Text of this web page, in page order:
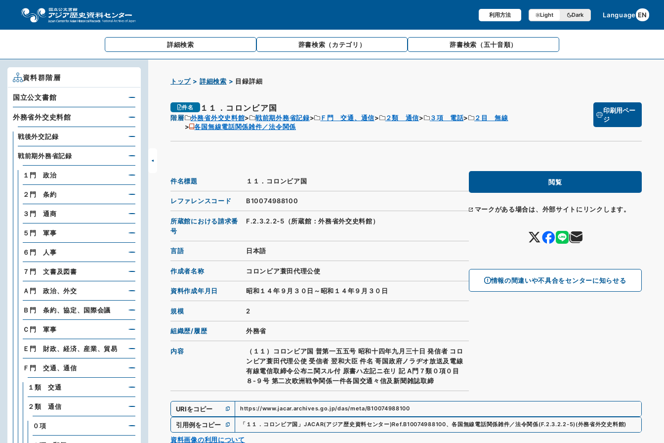
利用方法 Light Dark Language EN
詳細検索 辞書検索 （カテゴリ） 辞書検索 （五十音順）
トップ 詳細検索 目録詳細
件名 １１．コロンビア国
階層 外務省外交史料館 戦前期外務省記録 Ｆ門 交通、通信 ２類 通信 ３項 電話
２目 無線
各国無線電話関係雑件／法令関係
印刷用ペー
ジ
閲覧
マークがある場合は、外部サイトにリンクします。
情報の間違いや不具合をセンターに知らせる
件名標題 １１．コロンビア国
レファレンスコード B10074988100
所蔵館における請求番
号
F.2.3.2.2-5（所蔵館：外務省外交史料館）
言語 日本語
作成者名称 コロンビア蓑田代理公使
資料作成年月日 昭和１４年９月３０日～昭和１４年９月３０日
規模 2
組織歴/履歴 外務省
内容
（１１）コロンビア国 普第一五五号 昭和十四年九月三十日 発信者 コロ
ンビア蓑田代理公使 受信者 翌和大臣 件名 哥国政府ノラヂオ放送及電線
有線電信取締令公布ニ関スル付 原書ハ左記ニ在リ 記 A門７類０項０目
８‐９号 第二次欧洲戦争関係一件各国交通々信及新聞雑誌取締
URIをコピー https://www.jacar.archives.go.jp/das/meta/B10074988100
引用例をコピー 「 １１．コロンビア国 」 JACAR(アジア歴史資料センター)Ref.B10074988100、各国無線電話関係雑件／法令関係(F.2.3.2.2-5)(外務省外交史料館)
資料画像の利用について
資料群階層
国立公文書館
外務省外交史料館
戦後外交記録
戦前期外務省記録
１門 政治
２門 条約
３門 通商
５門 軍事
６門 人事
７門 文書及図書
Ａ門 政治、外交
Ｂ門 条約、協定、国際会議
Ｃ門 軍事
Ｅ門 財政、経済、産業、貿易
Ｆ門 交通、通信
１類 交通
２類 通信
０項